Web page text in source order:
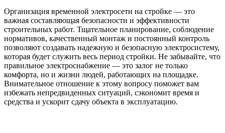
Организация временной электросети на стройке — это
важная составляющая безопасности и эффективности
строительных работ. Тщательное планирование, соблюдение
нормативов, качественный монтаж и постоянный контроль
позволяют создавать надежную и безопасную электросистему,
которая будет служить весь период стройки. Не забывайте, что
правильное электроснабжение — это залог не только
комфорта, но и жизни людей, работающих на площадке.
Внимательное отношение к этому вопросу поможет вам
избежать непредвиденных ситуаций, сэкономит время и
средства и ускорит сдачу объекта в эксплуатацию.